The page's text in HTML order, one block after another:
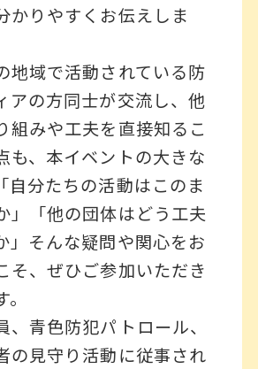
かりやすくお伝えしま
地域で活動されている防
アの方同士が交流し、他
組みや工夫を直接知るこ
も、本イベントの大きな
自分たちの活動はこのま
」「他の団体はどう工夫
」そんな疑問や関心をお
そ、ぜひご参加いただき
青色防犯パトロール、
の見守り活動に従事され